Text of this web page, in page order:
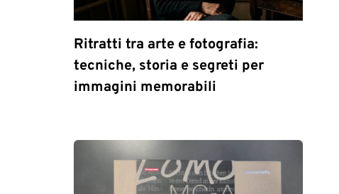
Ritratti tra arte e fotografia:
tecniche, storia e segreti per
immagini memorabili